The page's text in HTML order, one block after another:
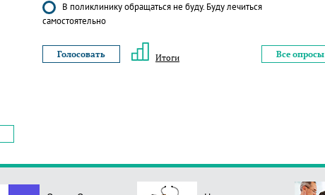
В поликлинику обращаться не буду. Буду лечиться
самостоятельно
Итоги Все опросы